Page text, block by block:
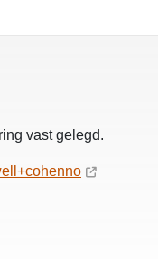
vast gelegd.